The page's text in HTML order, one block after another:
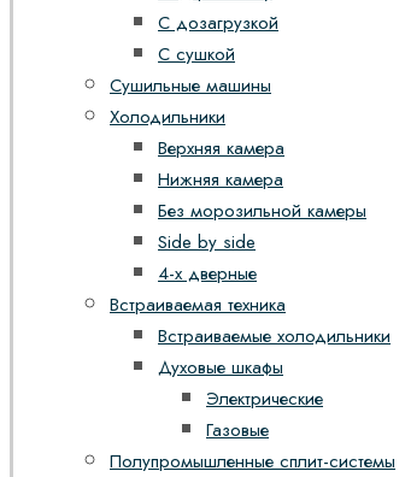
С дозагрузкой
С сушкой
Сушильные машины
Холодильники
Верхняя камера
Нижняя камера
Без морозильной камеры
Side by side
4-х дверные
Встраиваемая техника
Встраиваемые холодильники
Духовые шкафы
Электрические
Газовые
Полупромышленные сплит-системы